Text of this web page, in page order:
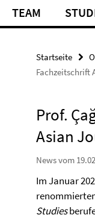
TEAM
Startseite
Fachzeitschrift
Prof.
Asian
News vom
Im Januar
Studies